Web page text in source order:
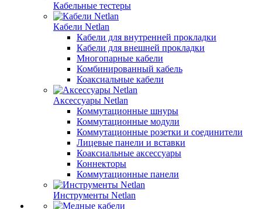
Кабельные тестеры
Кабели Netlan
Кабели для внутренней прокладки
Кабели для внешней прокладки
Многопарные кабели
Комбинированный кабель
Коаксиальные кабели
Аксессуары Netlan
Коммутационные шнуры
Коммутационные модули
Коммутационные розетки и соединители
Лицевые панели и вставки
Коаксиальные аксессуары
Коннекторы
Коммутационные панели
Инструменты Netlan